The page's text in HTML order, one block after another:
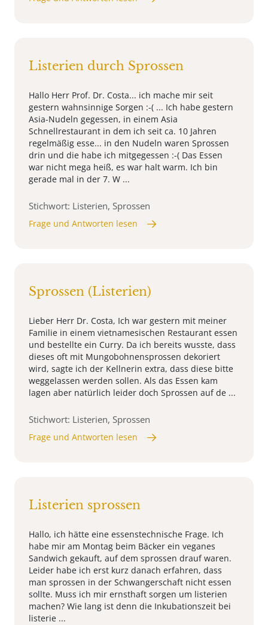
Listerien durch Sprossen
Hallo Herr Prof. Dr. Costa... ich mache mir seit
gestern wahnsinnige Sorgen :-( ... Ich habe gestern
Asia-Nudeln gegessen, in einem Asia
Schnellrestaurant in dem ich seit ca. 10 Jahren
regelmäßig esse... in den Nudeln waren Sprossen
drin und die habe ich mitgegessen :-( Das Essen
war nicht mega heiß, es war halt warm. Ich bin
gerade mal in der 7. W ...
Stichwort: Listerien, Sprossen
Frage und Antworten lesen
Sprossen (Listerien)
Lieber Herr Dr. Costa, Ich war gestern mit meiner
Familie in einem vietnamesischen Restaurant essen
und bestellte ein Curry. Da ich bereits wusste, dass
dieses oft mit Mungobohnensprossen dekoriert
wird, sagte ich der Kellnerin extra, dass diese bitte
weggelassen werden sollen. Als das Essen kam
lagen aber natürlich leider doch Sprossen auf de ...
Stichwort: Listerien, Sprossen
Frage und Antworten lesen
Listerien sprossen
Hallo, ich hätte eine essenstechnische Frage. Ich
habe mir am Montag beim Bäcker ein veganes
Sandwich gekauft, auf dem sprossen drauf waren.
Leider habe ich erst kurz danach erfahren, dass
man sprossen in der Schwangerschaft nicht essen
sollte. Muss ich mir ernsthaft sorgen um listerien
machen? Wie lang ist denn die Inkubationszeit bei
listerie ...